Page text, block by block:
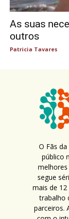
As suas
outros
Patricia Tavares
O Fãs
público
segue
mais de
trabalho
parceiros.